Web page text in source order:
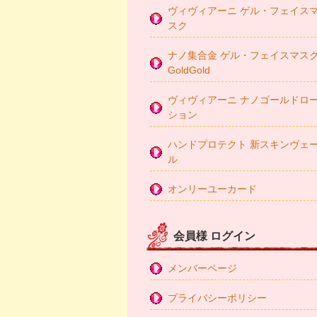
ヴィヴィアーニ ゲル・フェイス
スク
ナノ集合金 ゲル・フェイスマスク
GoldGold
ヴィヴィアーニ ナノゴールドロ
ション
ハンドプロテクト 新スキンヴェ
ル
オンリーユーカード
会員様 ログイン
メンバーページ
プライバシーポリシー